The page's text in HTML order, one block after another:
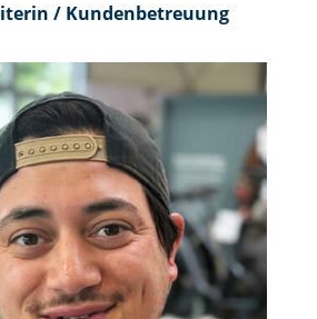
/ Kundenbetreuung